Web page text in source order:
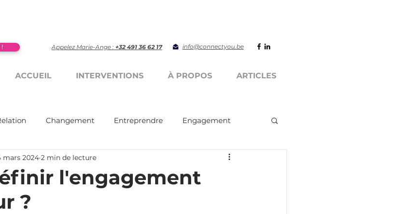
ACCUEIL INTERVENTIONS À PROPOS ARTICLES
Appelez Marie-Ange : +32 491 36 62 17 info@connectyou.be
Changement Entreprendre Engagement
l'engagement
?
mars 2024 2 min de lecture